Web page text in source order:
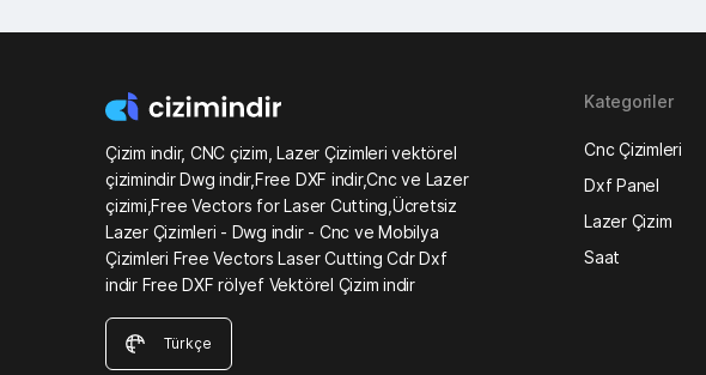
Çizim indir, CNC çizim, Lazer Çizimleri vektörel
çizimindir Dwg indir,Free DXF indir,Cnc ve Lazer
çizimi,Free Vectors for Laser Cutting,Ücretsiz
Lazer Çizimleri - Dwg indir - Cnc ve Mobilya
Çizimleri Free Vectors Laser Cutting Cdr Dxf
indir Free DXF rölyef Vektörel Çizim indir
Türkçe
Kategoriler
Cnc Çizimleri
Dxf Panel
Lazer Çizim
Saat